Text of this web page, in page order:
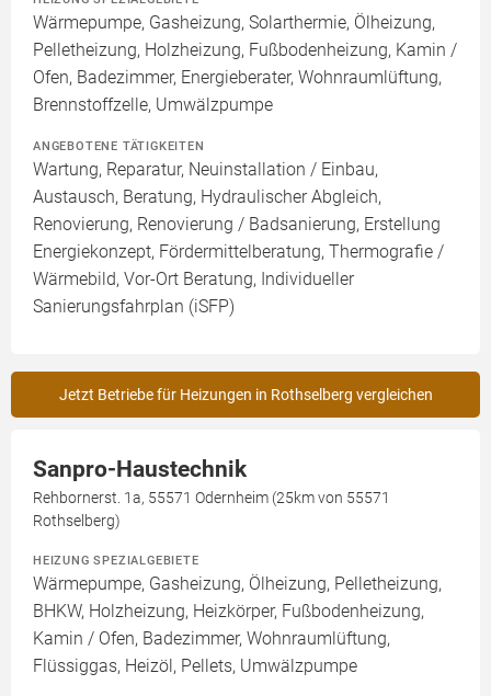
Wärmepumpe, Gasheizung, Solarthermie, Ölheizung,
Pelletheizung, Holzheizung, Fußbodenheizung, Kamin /
Ofen, Badezimmer, Energieberater, Wohnraumlüftung,
Brennstoffzelle, Umwälzpumpe
ANGEBOTENE TÄTIGKEITEN
Wartung, Reparatur, Neuinstallation / Einbau,
Austausch, Beratung, Hydraulischer Abgleich,
Renovierung, Renovierung / Badsanierung, Erstellung
Energiekonzept, Fördermittelberatung, Thermografie /
Wärmebild, Vor-Ort Beratung, Individueller
Sanierungsfahrplan (iSFP)
Jetzt Betriebe für Heizungen in Rothselberg vergleichen
Sanpro-Haustechnik
Rehbornerst. 1a, 55571 Odernheim (25km von 55571
Rothselberg)
HEIZUNG SPEZIALGEBIETE
Wärmepumpe, Gasheizung, Ölheizung, Pelletheizung,
BHKW, Holzheizung, Heizkörper, Fußbodenheizung,
Kamin / Ofen, Badezimmer, Wohnraumlüftung,
Flüssiggas, Heizöl, Pellets, Umwälzpumpe